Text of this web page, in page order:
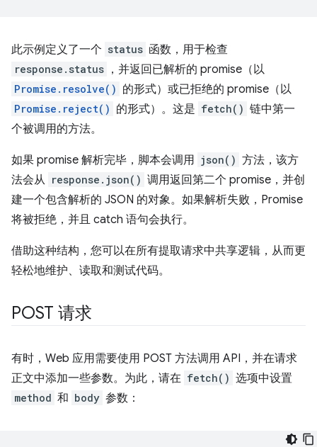
此示例定义了一个 status 函数，用于检查
response.status ，并返回已解析的 promise（以
Promise.resolve() 的形式）或已拒绝的 promise（以
Promise.reject() 的形式）。这是 fetch() 链中第一
个被调用的方法。
如果 promise 解析完毕，脚本会调用 json() 方法，该方
法会从 response.json() 调用返回第二个 promise，并创
建一个包含解析的 JSON 的对象。如果解析失败，Promise
将被拒绝，并且 catch 语句会执行。
借助这种结构，您可以在所有提取请求中共享逻辑，从而更
轻松地维护、读取和测试代码。
POST 请求
有时，Web 应用需要使用 POST 方法调用 API，并在请求
正文中添加一些参数。为此，请在 fetch() 选项中设置
method 和 body 参数：